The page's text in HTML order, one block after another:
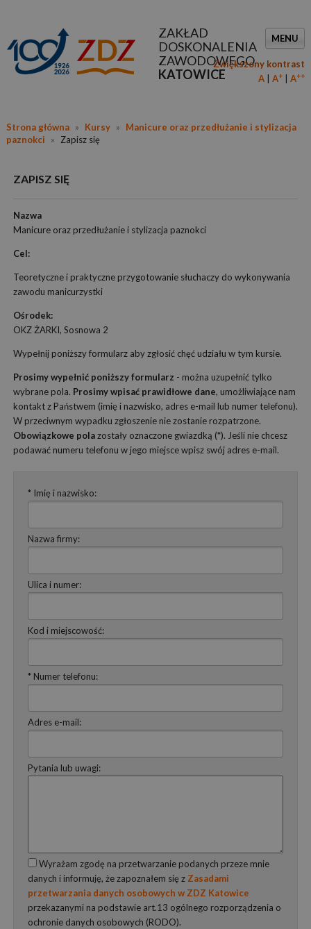
ZAKŁAD
DOSKONALENIA
ZAWODOWEGO
KATOWICE
MENU
Zwiększony kontrast
A
A+ A++
Strona główna » Kursy »
Manicure oraz przedłużanie i stylizacja
paznokci
» Zapisz się
ZAPISZ SIĘ
Nazwa
Manicure oraz przedłużanie i stylizacja paznokci
Cel:
Teoretyczne i praktyczne przygotowanie słuchaczy do wykonywania
zawodu manicurzystki
Ośrodek:
OKZ ŻARKI, Sosnowa 2
Wypełnij poniższy formularz aby zgłosić chęć udziału w tym kursie.
Prosimy wypełnić poniższy formularz - można uzupełnić tylko
wybrane pola. Prosimy wpisać prawidłowe dane, umożliwiające nam
kontakt z Państwem (imię i nazwisko, adres e-mail lub numer telefonu).
W przeciwnym wypadku zgłoszenie nie zostanie rozpatrzone.
Obowiązkowe polazostały oznaczone gwiazdką (*). Jeśli nie chcesz
podawać numeru telefonu w jego miejsce wpisz swój adres e-mail.
* Imię i nazwisko:
Nazwa firmy:
Ulica i numer:
Kod i miejscowość:
* Numer telefonu:
Adres e-mail:
Pytania lub uwagi:
Wyrażam zgodę na przetwarzanie podanych przeze mnie
danych i informuję, że zapoznałem się z Zasadami
przetwarzania danych osobowych w ZDZ Katowice
przekazanymi na podstawie art.13 ogólnego rozporządzenia o
ochronie danych osobowych (RODO).